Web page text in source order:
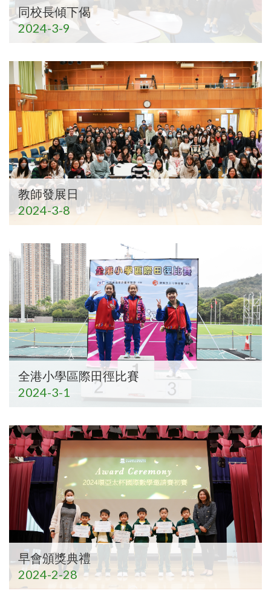
同校長傾下偈
2024-3-9
教師發展日
2024-3-8
全港小學區際田徑比賽
2024-3-1
早會頒獎典禮
2024-2-28